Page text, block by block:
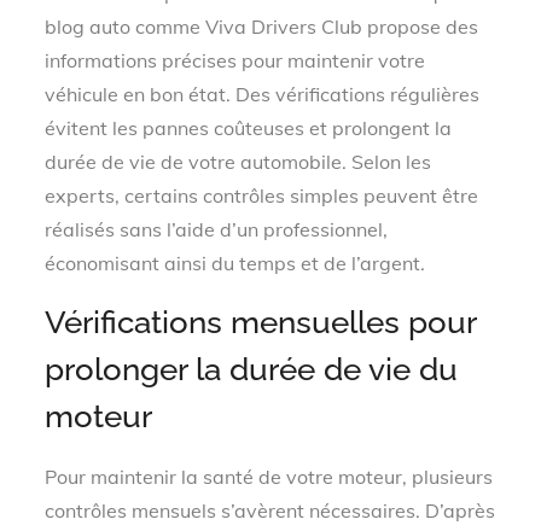
blog auto comme Viva Drivers Club propose des
informations précises pour maintenir votre
véhicule en bon état. Des vérifications régulières
évitent les pannes coûteuses et prolongent la
durée de vie de votre automobile. Selon les
experts, certains contrôles simples peuvent être
réalisés sans l’aide d’un professionnel,
économisant ainsi du temps et de l’argent.
Vérifications mensuelles pour
prolonger la durée de vie du
moteur
Pour maintenir la santé de votre moteur, plusieurs
contrôles mensuels s’avèrent nécessaires. D’après